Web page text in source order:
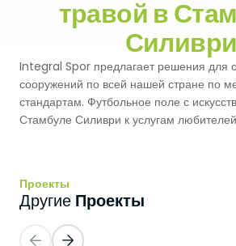
Легкоатлетические Дорожки
Падельные Корты
Падельн Клубы
Корт для Пиклбола
Premium
Monoturf
PowerGrass
Без Заполнителя
Падел Турф
Система Напылительного
Полное ПУ покрытие
ПУ Покрытие
Спортивный ПВХ
Акриловое Покрытие
Дренированный Шокпад
ПЭ Шокпад
травой в
Силиври
Integral Spor предлагает решения для
сооружений по всей нашей стране по
стандартам. Футбольное поле с
Стамбуле Силиври к услугам
Проекты
Другие Проекты